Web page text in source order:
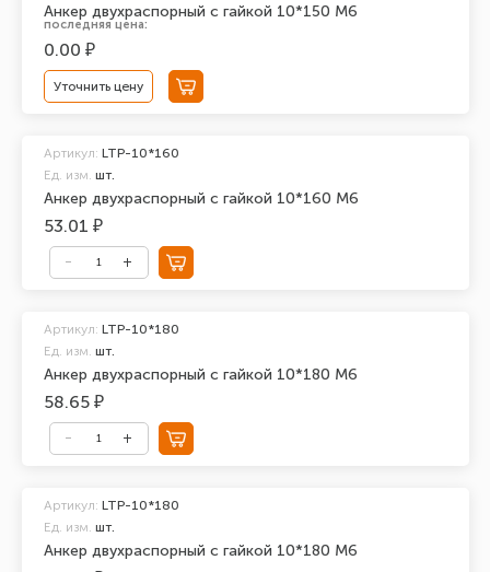
Анкер двухраспорный с гайкой 10*150 М6
последняя цена:
0.00 ₽
Уточнить цену
Анкер двухраспорный с гайкой 10*160 М6
Артикул: LTP-10*160
Ед. изм. шт.
53.01 ₽
Анкер двухраспорный с гайкой 10*180 М6
Артикул: LTP-10*180
Ед. изм. шт.
58.65 ₽
Анкер двухраспорный с гайкой 10*180 М6
Артикул: LTP-10*180
Ед. изм. шт.